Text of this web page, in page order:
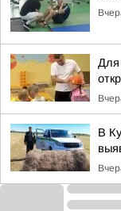
Для
В